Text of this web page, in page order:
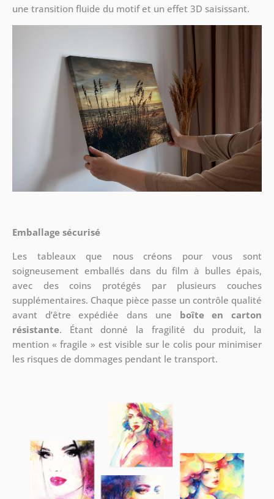
une transition fluide du motif et un effet 3D saisissant.
Emballage sécurisé
Les tableaux que nous créons pour vous sont
soigneusement emballés dans du film à bulles épais,
avec des coins protégés par plusieurs couches
supplémentaires. Chaque pièce passe un contrôle qualité
avant d’être expédiée dans une boîte en carton
résistante. Étant donné la fragilité du produit, la
mention « fragile » est visible sur le colis pour minimiser
les risques de dommages pendant le transport.